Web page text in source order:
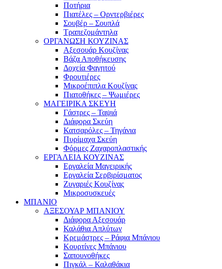
Ποτήρια
Πιατέλες – Ορντερβιέρες
Σουβέρ – Σουπλά
Τραπεζομάντηλα
ΟΡΓΑΝΩΣΗ ΚΟΥΖΙΝΑΣ
Αξεσουάρ Κουζίνας
Βάζα Αποθήκευσης
Δοχεία Φαγητού
Φρουτιέρες
Μικροέπιπλα Κουζίνας
Πιατοθήκες – Ψωμιέρες
ΜΑΓΕΙΡΙΚΑ ΣΚΕΥΗ
Γάστρες – Ταψιά
Διάφορα Σκεύη
Κατσαρόλες – Τηγάνια
Πυρίμαχα Σκεύη
Φόρμες Ζαχαροπλαστικής
ΕΡΓΑΛΕΙΑ ΚΟΥΖΙΝΑΣ
Εργαλεία Μαγειρικής
Εργαλεία Σερβιρίσματος
Ζυγαριές Κουζίνας
Μικροσυσκευές
ΜΠΑΝΙΟ
ΑΞΕΣΟΥΑΡ ΜΠΑΝΙΟΥ
Διάφορα Αξεσουάρ
Καλάθια Απλύτων
Κρεμάστρες – Ράφια Μπάνιου
Κουρτίνες Μπάνιου
Σαπουνοθήκες
Πιγκάλ – Καλαθάκια